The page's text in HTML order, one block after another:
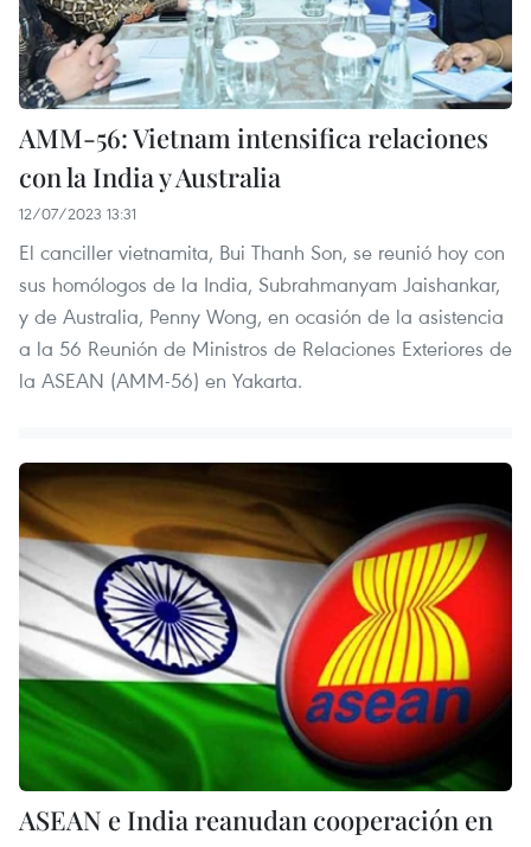
AMM-56: Vietnam intensifica relaciones
con la India y Australia
12/07/2023 13:31
El canciller vietnamita, Bui Thanh Son, se reunió hoy con
sus homólogos de la India, Subrahmanyam Jaishankar,
y de Australia, Penny Wong, en ocasión de la asistencia
a la 56 Reunión de Ministros de Relaciones Exteriores de
la ASEAN (AMM-56) en Yakarta.
ASEAN e India reanudan cooperación en